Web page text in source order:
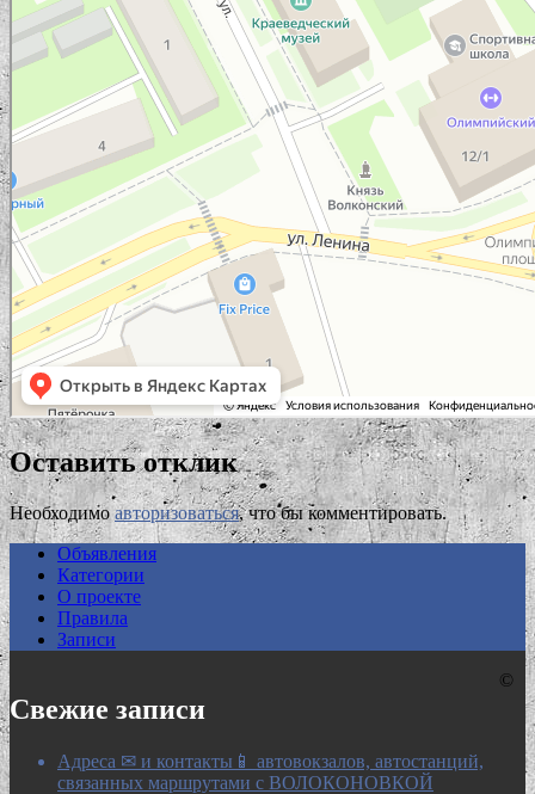
Оставить отклик
Необходимо авторизоваться, что бы комментировать.
Объявления
Категории
О проекте
Правила
Записи
Свежие записи
Адреса ✉ и контакты📱 автовокзалов, автостанций,
связанных маршрутами с ВОЛОКОНОВКОЙ
©